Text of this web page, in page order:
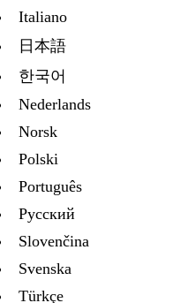
Italiano
日本語
한국어
Nederlands
Norsk
Polski
Português
Русский
Slovenčina
Svenska
Türkçe